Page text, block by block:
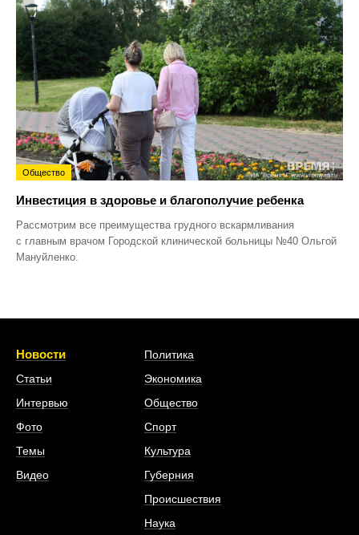
Общество
Инвестиция в здоровье и благополучие ребенка
Рассмотрим все преимущества грудного вскармливания
с главным врачом Городской клинической больницы №40 Ольгой
Мануйленко.
Новости
Статьи
Интервью
Фото
Темы
Видео
Политика
Экономика
Общество
Спорт
Культура
Губерния
Происшествия
Наука